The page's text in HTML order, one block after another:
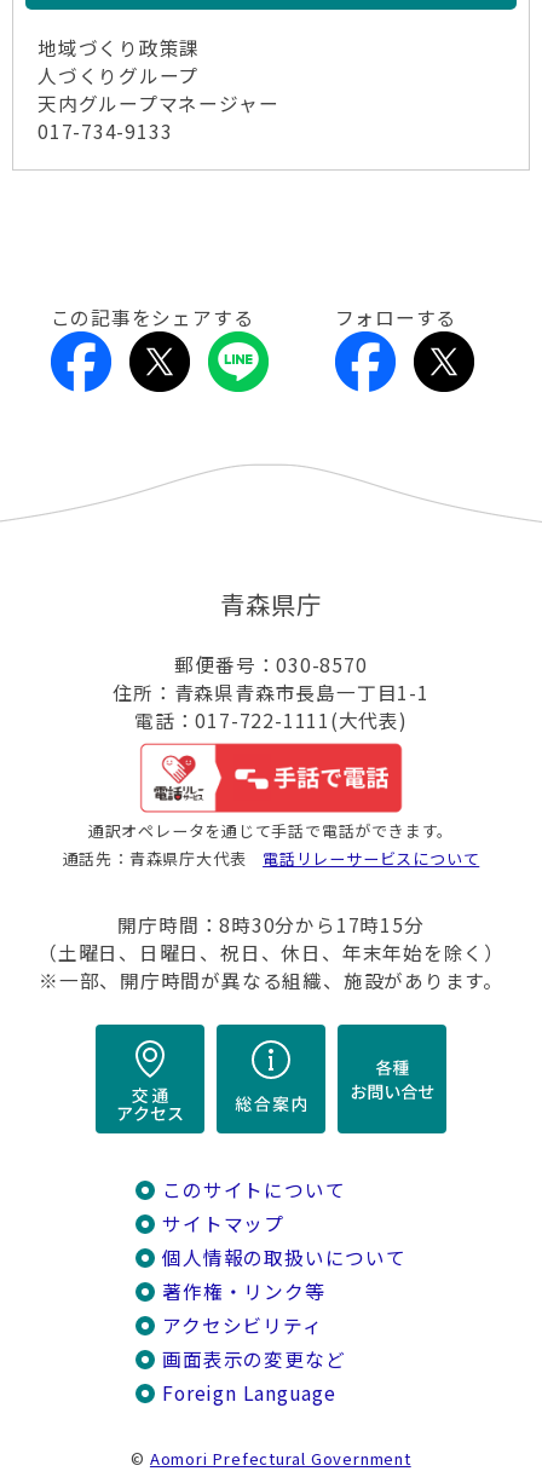
地域づくり政策課
人づくりグループ
天内グループマネージャー
017-734-9133
この記事をシェアする フォローする
青森県庁
郵便番号：030-8570
住所：青森県青森市長島一丁目1-1
電話：017-722-1111(大代表)
通訳オペレータを通じて手話で電話ができます。
通話先：青森県庁大代表 電話リレーサービスについて
開庁時間：8時30分から17時15分
（土曜日、日曜日、祝日、休日、年末年始を除く）
※一部、開庁時間が異なる組織、施設があります。
このサイトについて
サイトマップ
個人情報の取扱いについて
著作権・リンク等
アクセシビリティ
画面表示の変更など
Foreign Language
© Aomori Prefectural Government